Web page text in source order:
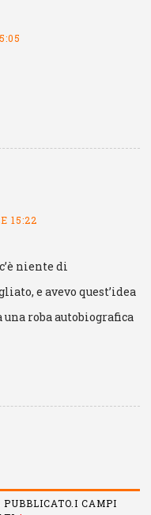
15:22
niente di
e avevo quest’idea
roba autobiografica
CAMPI